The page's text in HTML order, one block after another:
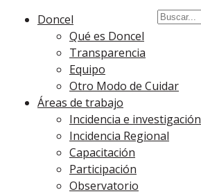
Doncel
Qué es Doncel
Transparencia
Equipo
Otro Modo de Cuidar
Áreas de trabajo
Incidencia e investigación
Incidencia Regional
Capacitación
Participación
Observatorio